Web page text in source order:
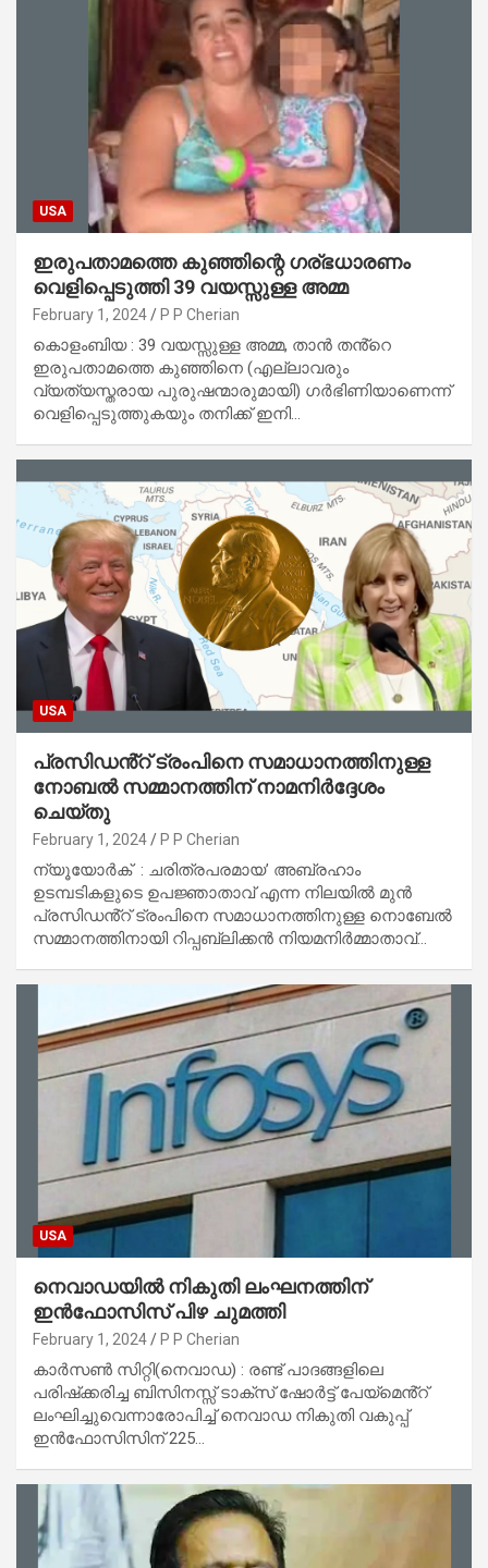
USA
ഇരുപതാമത്തെ കുഞ്ഞിന്റെ ഗര്ഭധാരണം
വെളിപ്പെടുത്തി 39 വയസ്സുള്ള അമ്മ
February 1, 2024 P P Cherian
കൊളംബിയ : 39 വയസ്സുള്ള അമ്മ, താൻ തൻ്റെ
ഇരുപതാമത്തെ കുഞ്ഞിനെ (എല്ലാവരും
വ്യത്യസ്തരായ പുരുഷന്മാരുമായി) ഗർഭിണിയാണെന്ന്
വെളിപ്പെടുത്തുകയും തനിക്ക് ഇനി…
USA
പ്രസിഡൻ്റ് ട്രംപിനെ സമാധാനത്തിനുള്ള
നോബൽ സമ്മാനത്തിന് നാമനിർദ്ദേശം
ചെയ്തു
February 1, 2024 P P Cherian
ന്യൂയോർക് : ചരിത്രപരമായ’ അബ്രഹാം
ഉടമ്പടികളുടെ ഉപജ്ഞാതാവ് എന്ന നിലയിൽ മുൻ
പ്രസിഡൻ്റ് ട്രംപിനെ സമാധാനത്തിനുള്ള നൊബേൽ
സമ്മാനത്തിനായി റിപ്പബ്ലിക്കൻ നിയമനിർമ്മാതാവ്…
USA
നെവാഡയിൽ നികുതി ലംഘനത്തിന്
ഇൻഫോസിസ് പിഴ ചുമത്തി
February 1, 2024 P P Cherian
കാർസൺ സിറ്റി(നെവാഡ) : രണ്ട് പാദങ്ങളിലെ
പരിഷ്‌ക്കരിച്ച ബിസിനസ്സ് ടാക്സ് ഷോർട്ട് പേയ്‌മെൻ്റ്
ലംഘിച്ചുവെന്നാരോപിച്ച് നെവാഡ നികുതി വകുപ്പ്
ഇൻഫോസിസിന് 225…